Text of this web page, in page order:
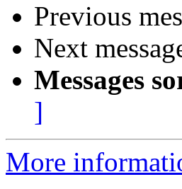
Previous
Next
Messages
]
More